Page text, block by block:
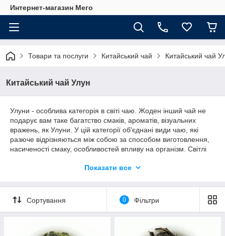
Интернет-магазин Мего
Товари та послуги Китайський чай Китайський чай
Китайський чай Улун
Улуни - особлива категорія в світі чаю. Жоден інший чай не
подарує вам таке багатство смаків, ароматів, візуальних
вражень, як Улуни. У цій категорії об'єднані види чаю, які
разюче відрізняються між собою за способом виготовлення,
насиченості смаку, особливостей впливу на організм. Світлі
натуральної ароматизацією — смачні й живильні. Кожен
Показати все
Сортування 0 Фільтри